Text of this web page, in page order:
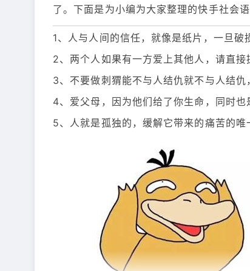
了。下面是为小编为大家整理的快手社会
1、人与人间的信任，就像是纸片，一旦破
2、两个人如果有一方爱上其他人，请直接
3、不要做刺猬能不与人结仇就不与人结仇
4、爱父母，因为他们给了你生命，同时也
5、人就是孤独的，缓解它带来的痛苦的唯